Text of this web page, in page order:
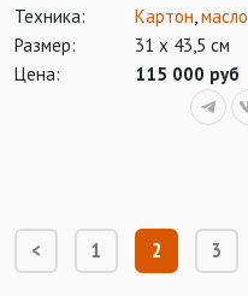
Техника:
Картон масло
Размер:
31 х 43,5 см
Цена:
115 000 руб
< 1 2 3